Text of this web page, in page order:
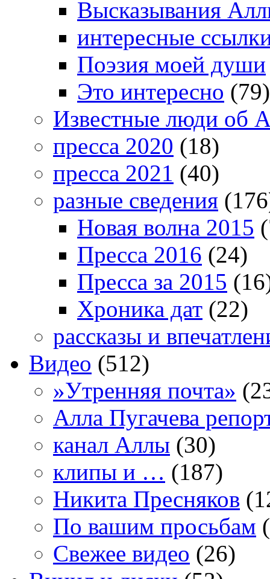
Высказывания
интересные
Поэзия моей души
Это интересно (79)
Известные люди об
пресса 2020 (18)
пресса 2021 (40)
разные сведения
Новая волна 2015
Пресса 2016 (24)
Пресса за 2015
Хроника дат (22)
рассказы и
Видео (512)
»Утренняя почта»
Алла Пугачева
канал Аллы (30)
клипы и … (187)
Никита Пресняков
По вашим просьбам
Свежее видео (26)